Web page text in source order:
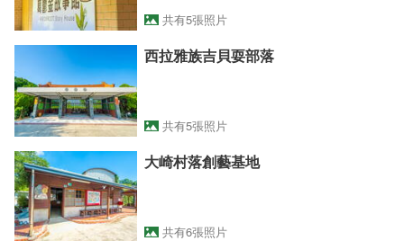
共有5張照片
西拉雅族吉貝耍部落
共有5張照片
大崎村落創藝基地
共有6張照片